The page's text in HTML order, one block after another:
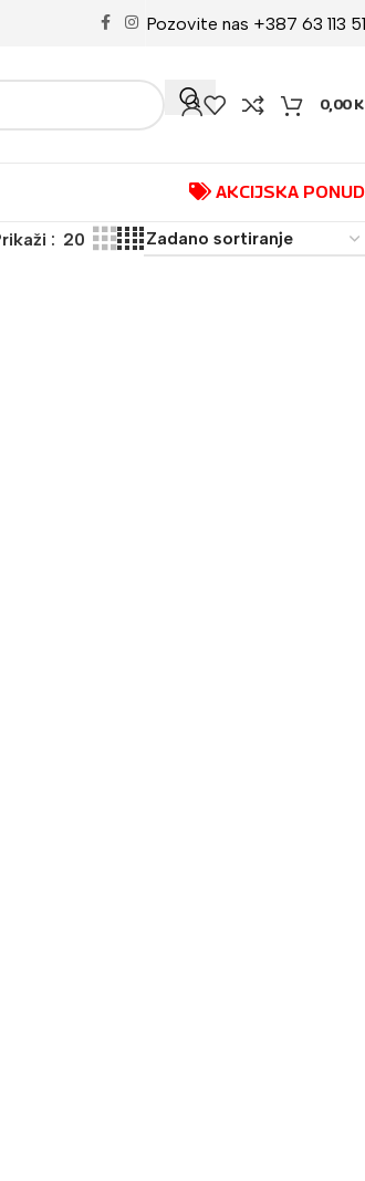
Pozovite nas +387 63 113
0,00
AKCIJSKA
20